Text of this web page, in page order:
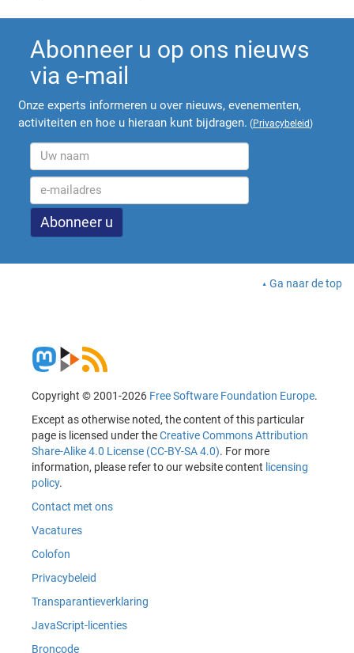
Abonneer u op ons nieuws
via e-mail
Onze experts informeren u over nieuws, evenementen,
activiteiten en hoe u hieraan kunt bijdragen. (Privacybeleid)
Ga naar de top
Copyright © 2001-2026 Free Software Foundation Europe.
Except as otherwise noted, the content of this particular
page is licensed under theCreative Commons Attribution
Share-Alike 4.0 License (CC-BY-SA 4.0). For more
information, please refer to our website content licensing
policy.
Contact met ons
Vacatures
Colofon
Privacybeleid
Transparantieverklaring
JavaScript-licenties
Broncode